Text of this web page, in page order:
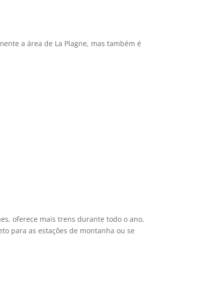
a área de La Plagne, mas também é
oferece mais trens durante todo o ano,
para as estações de montanha ou se